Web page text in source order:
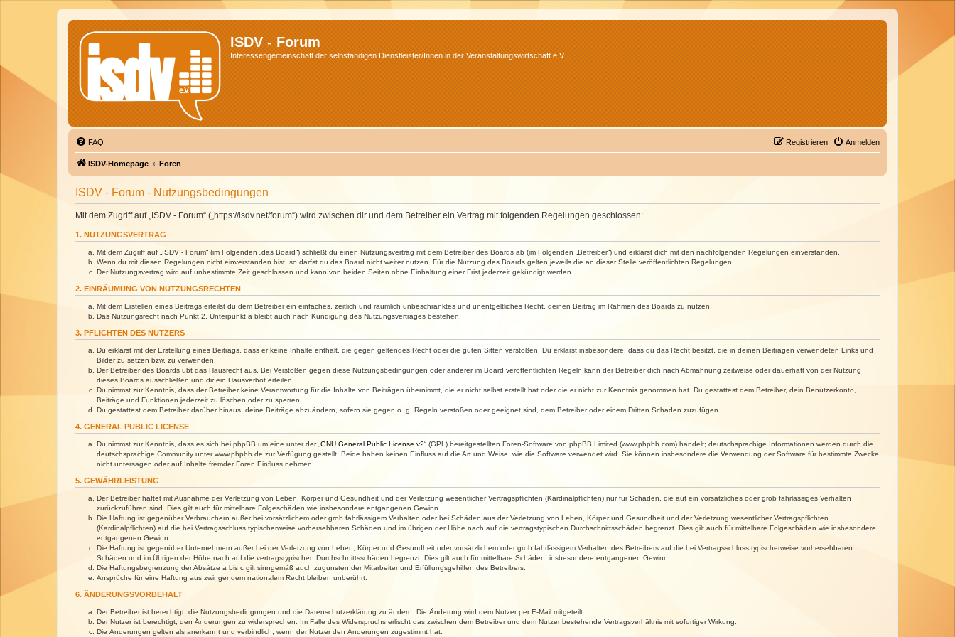
ISDV - Forum
Interessengemeinschaft der selbständigen Dienstleister/Innen in der Veranstaltungswirtschaft e.V.
FAQ Anmelden
Registrieren
ISDV-Homepage Foren
ISDV - Forum - Nutzungsbedingungen
Mit dem Zugriff auf „ISDV - Forum“ („https://isdv.net/forum“) wird zwischen dir und dem Betreiber ein Vertrag mit folgenden Regelungen geschlossen:
1. NUTZUNGSVERTRAG
Mit dem Zugriff auf „ISDV - Forum“ (im Folgenden „das Board“) schließt du einen Nutzungsvertrag mit dem Betreiber des Boards ab (im Folgenden „Betreiber“) und erklärst dich mit den nachfolgenden Regelungen einverstanden.
Wenn du mit diesen Regelungen nicht einverstanden bist, so darfst du das Board nicht weiter nutzen. Für die Nutzung des Boards gelten jeweils die an dieser Stelle veröffentlichten Regelungen.
Der Nutzungsvertrag wird auf unbestimmte Zeit geschlossen und kann von beiden Seiten ohne Einhaltung einer Frist jederzeit gekündigt werden.
2. EINRÄUMUNG VON NUTZUNGSRECHTEN
Mit dem Erstellen eines Beitrags erteilst du dem Betreiber ein einfaches, zeitlich und räumlich unbeschränktes und unentgeltliches Recht, deinen Beitrag im Rahmen des Boards zu nutzen.
Das Nutzungsrecht nach Punkt 2, Unterpunkt a bleibt auch nach Kündigung des Nutzungsvertrages bestehen.
3. PFLICHTEN DES NUTZERS
Du erklärst mit der Erstellung eines Beitrags, dass er keine Inhalte enthält, die gegen geltendes Recht oder die guten Sitten verstoßen. Du erklärst insbesondere, dass du das Recht besitzt, die in deinen Beiträgen verwendeten Links und
Bilder zu setzen bzw. zu verwenden.
Der Betreiber des Boards übt das Hausrecht aus. Bei Verstößen gegen diese Nutzungsbedingungen oder anderer im Board veröffentlichten Regeln kann der Betreiber dich nach Abmahnung zeitweise oder dauerhaft von der Nutzung
dieses Boards ausschließen und dir ein Hausverbot erteilen.
Du nimmst zur Kenntnis, dass der Betreiber keine Verantwortung für die Inhalte von Beiträgen übernimmt, die er nicht selbst erstellt hat oder die er nicht zur Kenntnis genommen hat. Du gestattest dem Betreiber, dein Benutzerkonto,
Beiträge und Funktionen jederzeit zu löschen oder zu sperren.
Du gestattest dem Betreiber darüber hinaus, deine Beiträge abzuändern, sofern sie gegen o. g. Regeln verstoßen oder geeignet sind, dem Betreiber oder einem Dritten Schaden zuzufügen.
4. GENERAL PUBLIC LICENSE
Du nimmst zur Kenntnis, dass es sich bei phpBB um eine unter der „ GNU General Public License v2“ (GPL) bereitgestellten Foren-Software von phpBB Limited (www.phpbb.com) handelt; deutschsprachige Informationen werden durch die
deutschsprachige Community unter www.phpbb.de zur Verfügung gestellt. Beide haben keinen Einfluss auf die Art und Weise, wie die Software verwendet wird. Sie können insbesondere die Verwendung der Software für bestimmte Zwecke
nicht untersagen oder auf Inhalte fremder Foren Einfluss nehmen.
5. GEWÄHRLEISTUNG
Der Betreiber haftet mit Ausnahme der Verletzung von Leben, Körper und Gesundheit und der Verletzung wesentlicher Vertragspflichten (Kardinalpflichten) nur für Schäden, die auf ein vorsätzliches oder grob fahrlässiges Verhalten
zurückzuführen sind. Dies gilt auch für mittelbare Folgeschäden wie insbesondere entgangenen Gewinn.
Die Haftung ist gegenüber Verbrauchern außer bei vorsätzlichem oder grob fahrlässigem Verhalten oder bei Schäden aus der Verletzung von Leben, Körper und Gesundheit und der Verletzung wesentlicher Vertragspflichten
(Kardinalpflichten) auf die bei Vertragsschluss typischerweise vorhersehbaren Schäden und im übrigen der Höhe nach auf die vertragstypischen Durchschnittsschäden begrenzt. Dies gilt auch für mittelbare Folgeschäden wie insbesondere
entgangenen Gewinn.
Die Haftung ist gegenüber Unternehmern außer bei der Verletzung von Leben, Körper und Gesundheit oder vorsätzlichem oder grob fahrlässigem Verhalten des Betreibers auf die bei Vertragsschluss typischerweise vorhersehbaren
Schäden und im Übrigen der Höhe nach auf die vertragstypischen Durchschnittsschäden begrenzt. Dies gilt auch für mittelbare Schäden, insbesondere entgangenen Gewinn.
Die Haftungsbegrenzung der Absätze a bis c gilt sinngemäß auch zugunsten der Mitarbeiter und Erfüllungsgehilfen des Betreibers.
Ansprüche für eine Haftung aus zwingendem nationalem Recht bleiben unberührt.
6. ÄNDERUNGSVORBEHALT
Der Betreiber ist berechtigt, die Nutzungsbedingungen und die Datenschutzerklärung zu ändern. Die Änderung wird dem Nutzer per E-Mail mitgeteilt.
Der Nutzer ist berechtigt, den Änderungen zu widersprechen. Im Falle des Widerspruchs erlischt das zwischen dem Betreiber und dem Nutzer bestehende Vertragsverhältnis mit sofortiger Wirkung.
Die Änderungen gelten als anerkannt und verbindlich, wenn der Nutzer den Änderungen zugestimmt hat.